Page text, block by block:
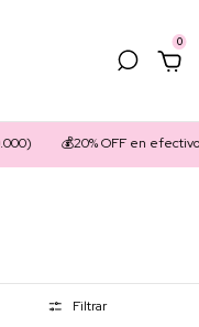
0
💰20% OFF en efectivo
Filtrar